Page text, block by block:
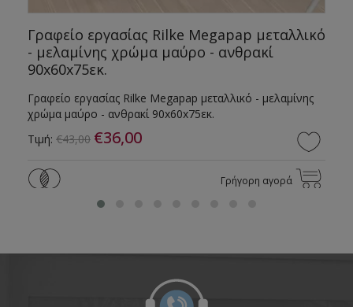
Γραφείο εργασίας Rilke Megapap μεταλλικό
- μελαμίνης χρώμα μαύρο - ανθρακί
90x60x75εκ.
Γραφείο εργασίας Rilke Megapap μεταλλικό - μελαμίνης
χρώμα μαύρο - ανθρακί 90x60x75εκ.
Τιμή: €43,00 €36,00
Γρήγορη αγορά